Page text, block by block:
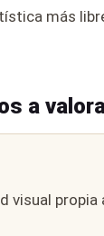
más
a
visual propia